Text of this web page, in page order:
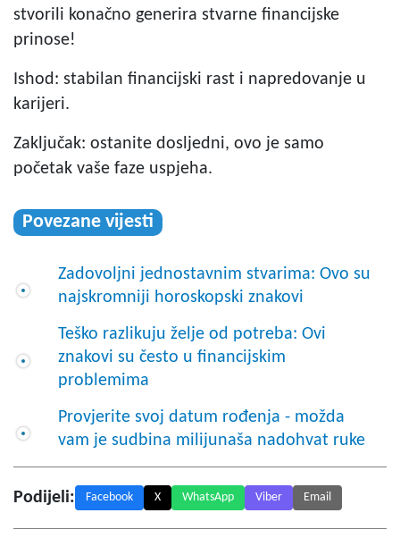
stvorili konačno generira stvarne financijske
prinose!
Ishod: stabilan financijski rast i napredovanje u
karijeri.
Zaključak: ostanite dosljedni, ovo je samo
početak vaše faze uspjeha.
Povezane vijesti
Zadovoljni jednostavnim stvarima: Ovo su
najskromniji horoskopski znakovi
Teško razlikuju želje od potreba: Ovi
znakovi su često u financijskim
problemima
Provjerite svoj datum rođenja - možda
vam je sudbina milijunaša nadohvat ruke
Podijeli: Facebook X WhatsApp Viber Email